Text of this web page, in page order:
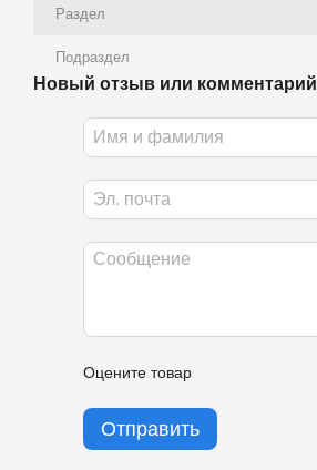
Раздел
Подраздел
Новый отзыв или комментарий
Оцените товар
Отправить